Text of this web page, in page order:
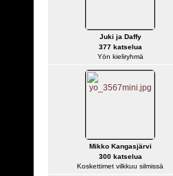
Juki ja Daffy
377 katselua
Yön kieliryhmä
Mikko Kangasjärvi
300 katselua
Koskettimet vilkkuu silmissä